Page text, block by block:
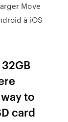
Move
à iOS
to
card